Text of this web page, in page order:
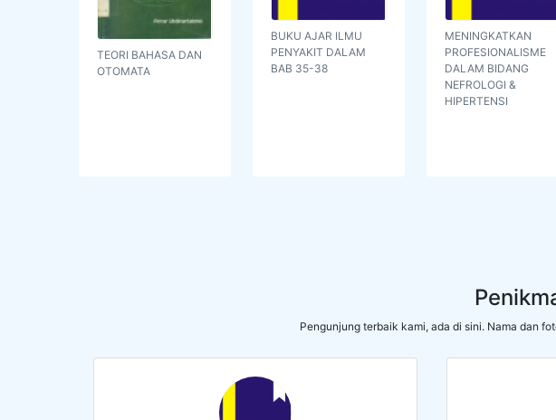
TEORI BAHASA DAN
OTOMATA
BUKU AJAR ILMU
PENYAKIT DALAM
BAB 35-38
MENINGKATKAN
PROFESIONALISME
DALAM BIDANG
NEFROLOGI &
HIPERTENSI
Pengunjung terbaik kami, ada di sini. Nama dan